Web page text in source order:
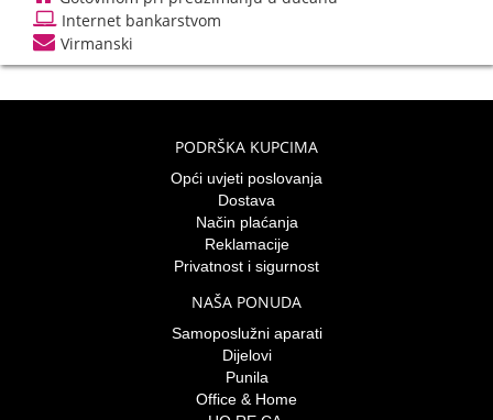
Internet bankarstvom
Virmanski
PODRŠKA KUPCIMA
Opći uvjeti poslovanja
Dostava
Način plaćanja
Reklamacije
Privatnost i sigurnost
NAŠA PONUDA
Samoposlužni aparati
Dijelovi
Punila
Office & Home